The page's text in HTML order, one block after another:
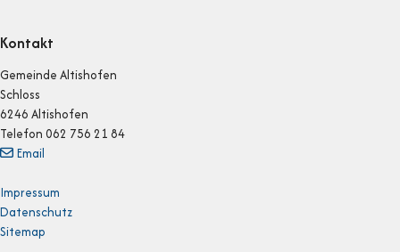
Kontakt
Gemeinde Altishofen
Schloss
6246 Altishofen
Telefon 062 756 21 84
Email
Impressum
Datenschutz
Sitemap